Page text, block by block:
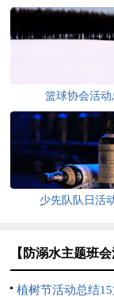
篮球协会活动
少先队队日活
【防溺水主题班
植树节活动总结15